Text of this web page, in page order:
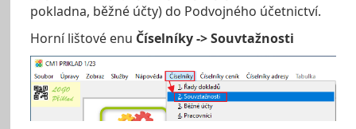
pokladna, běžné účty) do Podvojného účetnictví.
Horní lištové enu Číselníky -> Souvtažnosti